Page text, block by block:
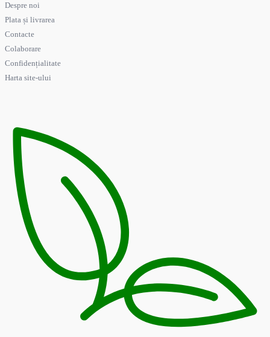
Despre noi
Plata și livrarea
Contacte
Colaborare
Confidențialitate
Harta site-ului